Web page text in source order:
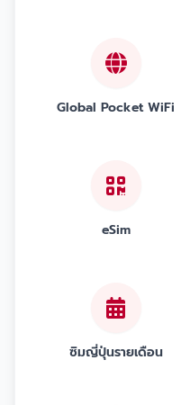
Global Pocket WiFi
eSim
ซิมญี่ปุ่นรายเดือน